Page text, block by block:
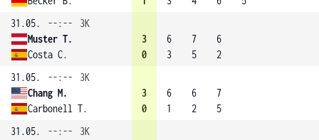
31.05.
--:--
3K
Muster T.
Costa C.
3
0
6
3
7
5
6
2
31.05.
--:--
3K
Chang M.
Carbonell T.
3
0
6
1
6
2
7
5
31.05.
--:--
3K